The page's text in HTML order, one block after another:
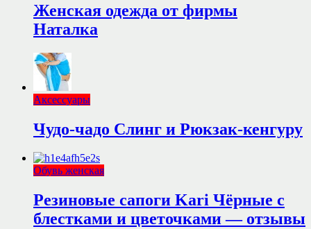
Женская одежда от фирмы
Наталка
Аксессуары
Чудо-чадо Слинг и Рюкзак-кенгуру
Обувь женская
Резиновые сапоги Kari Чёрные с
блестками и цветочками — отзывы